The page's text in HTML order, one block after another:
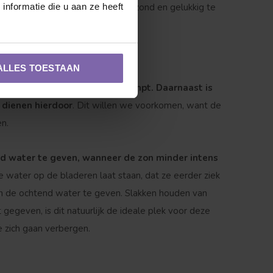
die u aan ze heeft
TOESTAAN
krijgt die hij nodig heeft om gezond en gelukkig te
dat het water te snel verdampt. Daarnaast is
hierdoor. Dit willen we voorkomen, want de
water te geven, wanneer de zon minder intens
op de bladeren laat staan, dat ze eerder ziek
de ochtend water te geven. Slakken houden van
is dit natuurlijk de ideale plek voor deze
gaan verbergen.